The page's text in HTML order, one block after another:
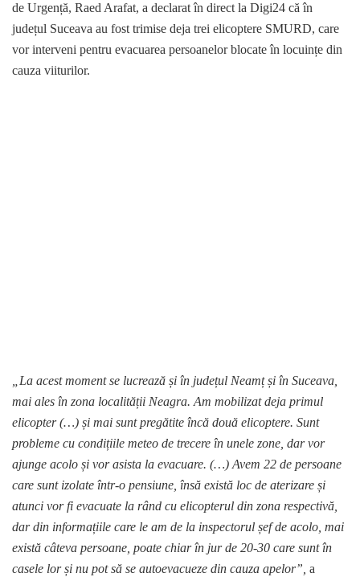
de Urgență, Raed Arafat, a declarat în direct la Digi24 că în
județul Suceava au fost trimise deja trei elicoptere SMURD, care
vor interveni pentru evacuarea persoanelor blocate în locuințe din
cauza viiturilor.
„La acest moment se lucrează și în județul Neamț și în Suceava,
mai ales în zona localității Neagra. Am mobilizat deja primul
elicopter (…) și mai sunt pregătite încă două elicoptere. Sunt
probleme cu condițiile meteo de trecere în unele zone, dar vor
ajunge acolo și vor asista la evacuare. (…) Avem 22 de persoane
care sunt izolate într-o pensiune, însă există loc de aterizare și
atunci vor fi evacuate la rând cu elicopterul din zona respectivă,
dar din informațiile care le am de la inspectorul șef de acolo, mai
există câteva persoane, poate chiar în jur de 20-30 care sunt în
casele lor și nu pot să se autoevacueze din cauza apelor”, a